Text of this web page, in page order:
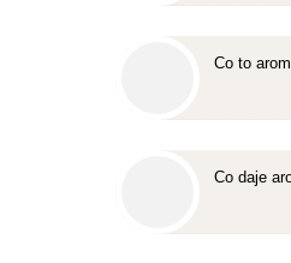
Co to
Co daje